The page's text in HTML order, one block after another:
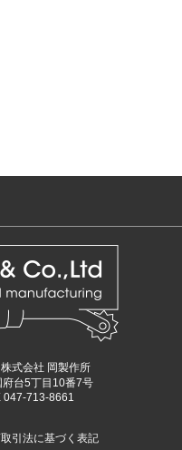
式会社 岡製作所
台5丁目10番7号
047-713-8661
引法に基づく表記